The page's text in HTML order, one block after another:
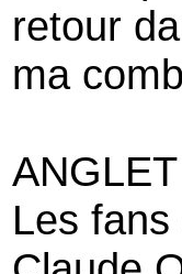
retour
ma
ANGLET
Les